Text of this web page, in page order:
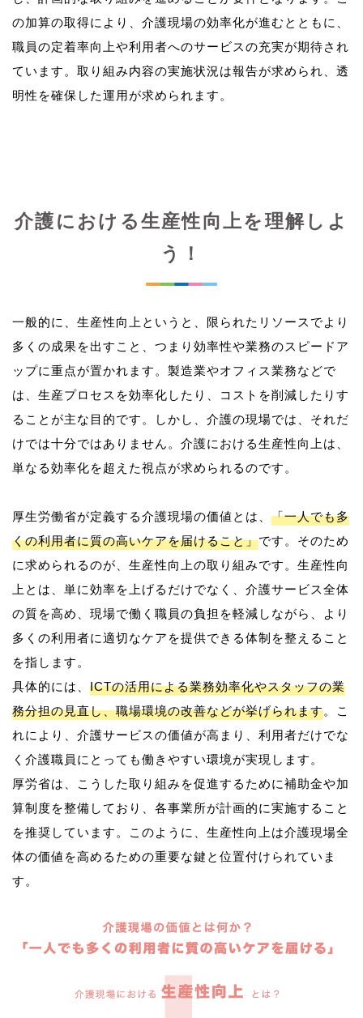
の加算の取得により、介護現場の効率化が進むとともに、
職員の定着率向上や利用者へのサービスの充実が期待され
ています。取り組み内容の実施状況は報告が求められ、透
介護における生産性向上を理解しよ
う！
一般的に、生産性向上というと、限られたリソースでより
多くの成果を出すこと、つまり効率性や業務のスピードア
ップに重点が置かれます。製造業やオフィス業務などで
は、生産プロセスを効率化したり、コストを削減したりす
ることが主な目的です。しかし、介護の現場では、それだ
けでは十分ではありません。介護における生産性向上は、
単なる効率化を超えた視点が求められるのです。
厚生労働省が定義する介護現場の価値とは、 「一人でも多
くの利用者に質の高いケアを届けること」です。そのため
に求められるのが、生産性向上の取り組みです。生産性向
上とは、単に効率を上げるだけでなく、介護サービス全体
の質を高め、現場で働く職員の負担を軽減しながら、より
多くの利用者に適切なケアを提供できる体制を整えること
を指します。
具体的には、 ICTの活用による業務効率化やスタッフの業
務分担の見直し、職場環境の改善などが挙げられます。こ
れにより、介護サービスの価値が高まり、利用者だけでな
く介護職員にとっても働きやすい環境が実現します。
厚労省は、こうした取り組みを促進するために補助金や加
算制度を整備しており、各事業所が計画的に実施すること
を推奨しています。このように、生産性向上は介護現場全
体の価値を高めるための重要な鍵と位置付けられていま